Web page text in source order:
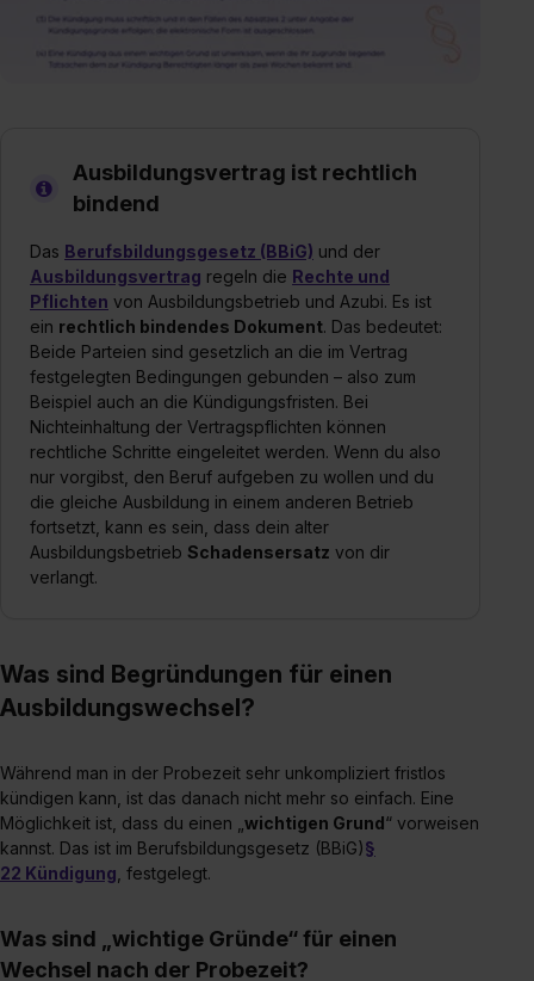
Ausbildungsvertrag ist rechtlich
bindend
Das Berufsbildungsgesetz (BBiG) und der
Ausbildungsvertrag regeln die Rechte und
Pflichten von Ausbildungsbetrieb und Azubi. Es ist
ein rechtlich bindendes Dokument. Das bedeutet:
Beide Parteien sind gesetzlich an die im Vertrag
festgelegten Bedingungen gebunden – also zum
Beispiel auch an die Kündigungsfristen. Bei
Nichteinhaltung der Vertragspflichten können
rechtliche Schritte eingeleitet werden. Wenn du also
nur vorgibst, den Beruf aufgeben zu wollen und du
die gleiche Ausbildung in einem anderen Betrieb
fortsetzt, kann es sein, dass dein alter
Ausbildungsbetrieb Schadensersatz von dir
verlangt.
Was sind Begründungen für einen
Ausbildungswechsel?
Während man in der Probezeit sehr unkompliziert fristlos
kündigen kann, ist das danach nicht mehr so einfach. Eine
Möglichkeit ist, dass du einen „ wichtigen Grund“ vorweisen
kannst. Das ist im Berufsbildungsgesetz (BBiG)§
22 Kündigung , festgelegt.
Was sind „wichtige Gründe“ für einen
Wechsel nach der Probezeit?